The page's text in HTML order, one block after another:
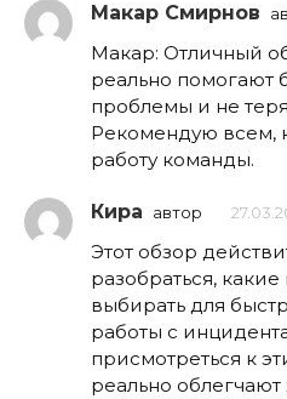
Макар Смирнов
Макар: Отличный
реально помогают
проблемы и не
Рекомендую всем,
работу команды.
Кира автор
Этот обзор
разобраться,
выбирать для
работы с
присмотреться к
реально облегчают